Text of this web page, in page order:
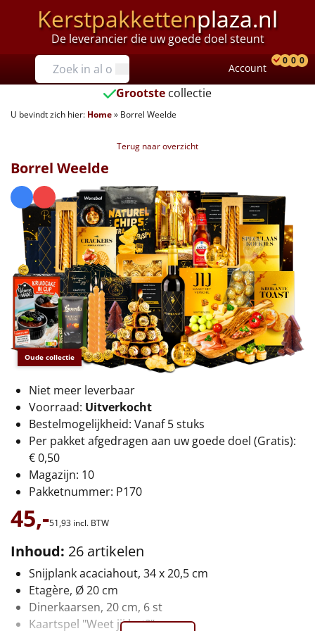
Kerstpakkettenplaza.nl
De leverancier die uw goede doel steunt
Prijzen
Tot €25
€25 tot €35
€40 tot €45
€45 tot €50
€50 tot €55
€55 tot €75
€75 tot €100
€100 en hoger
Alle kerstpakketten 2026
Thema
Origineel
Rituals
Luxe
Mannen
Vrouwen
Duurzaam
Account
0 0 0
Grootste collectie
U bevindt zich hier: Home» Borrel Weelde
Terug naar overzicht
Oude collectie
Borrel Weelde
Niet meer leverbaar
Voorraad: Uitverkocht
Bestelmogelijkheid: Vanaf 5 stuks
Per pakket afgedragen aan uw goede doel (Gratis):
€ 0,50
Magazijn: 10
Pakketnummer: P170
45,-51,93 incl. BTW
Inhoud: 26 artikelen
Snijplank acaciahout, 34 x 20,5 cm
Etagère, Ø 20 cm
Dinerkaarsen, 20 cm, 6 st
Kaartspel "Weet jij het?"